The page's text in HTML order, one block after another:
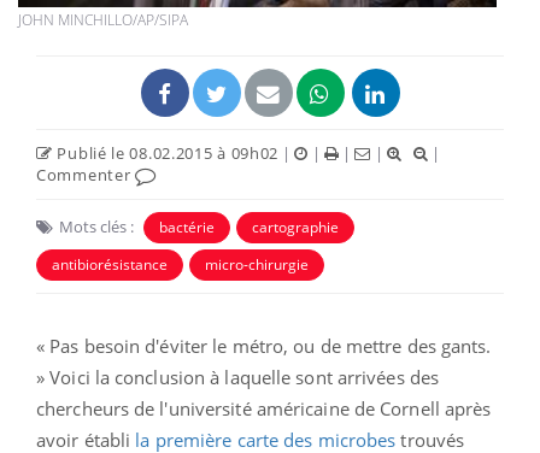
JOHN MINCHILLO/AP/SIPA
Publié le 08.02.2015 à 09h02 | | | |
|
Commenter
Mots clés : bactérie
cartographie
antibiorésistance
micro-chirurgie
« Pas besoin d'éviter le métro, ou de mettre des gants.
» Voici la conclusion à laquelle sont arrivées des
chercheurs de l'université américaine de Cornell après
avoir établi la première carte des microbes trouvés